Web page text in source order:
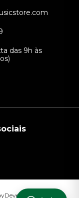
das 9h às
Developed by